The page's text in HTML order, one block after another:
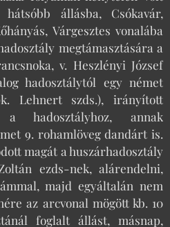
állásba, Csókavár,
Várgesztes vonalába
megtámasztására a
v. Heszlényi József
hadosztálytól egy német
Lehnert szds.), irányított
a hadosztályhoz, annak
9. rohamlöveg dandárt is.
magát a huszárhadosztály
ezds-nek, alárendelni,
majd egyáltalán nem
az arcvonal mögött kb. 10
foglalt állást, másnap,